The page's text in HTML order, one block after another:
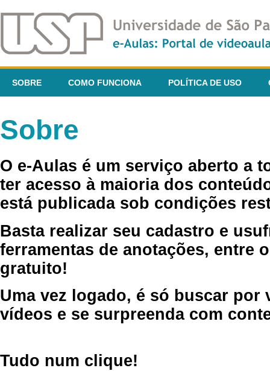
SOBRE COMO FUNCIONA POLÍTICA DE USO
Sobre
O e-Aulas é um serviço aberto a
ter acesso à maioria dos
está publicada sob condições
Basta realizar seu cadastro e
ferramentas de anotações, entre
gratuito!
Uma vez logado, é só buscar por
vídeos e se surpreenda com
Tudo num clique!